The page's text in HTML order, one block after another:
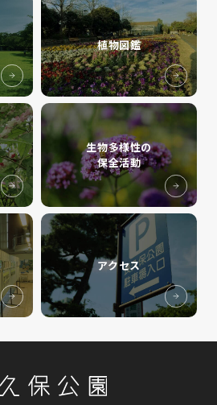
植物図鑑
生物多様性の
保全活動
アクセス